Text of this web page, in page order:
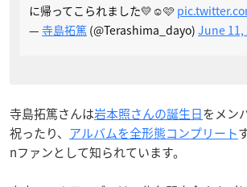
に帰ってこられました💛☺️🩷
— 寺島拓篤 (@Terashima_dayo) June 11,
寺島拓篤さんは岩本照さんの誕生日をメン
祝ったり、 アルバムを全形態コンプリート
nファンとして知られています。